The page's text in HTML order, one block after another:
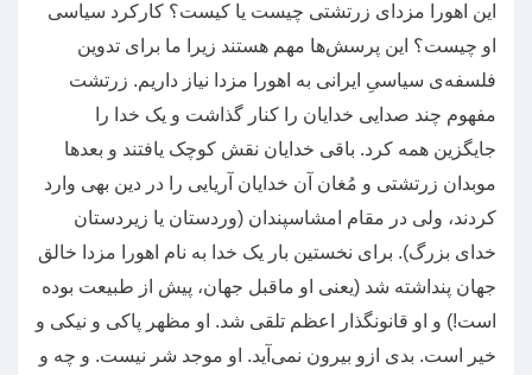
این اهورا مزدای زرتشتی چیست یا کیست؟ کارکرد سیاسی
او چیست؟ این پرسش‌ها مهم هستند زیرا ما برای تدوین
فلسفه‌ی سیاسیِ ایرانی به اهورا مزدا نیاز داریم. زرتشت
مفهوم چند صدایی خدایان را کنار گذاشت و یک خدا را
جایگزین همه کرد. باقی خدایان نقش کوچک یافتند و بعدها
موبدان زرتشتی و مُغان آن خدایان آریایی را در دین بهی وارد
کردند، ولی در مقام امشاسپندان (وردستان یا زیردستان
خدای بزرگ). برای نخستین بار یک خدا به نام اهورا مزدا خالق
جهان پنداشته شد (یعنی او ماقبل جهان، پیش از طبیعت بوده
است!) و او قانونگذار اعظم تلقی شد. او مظهر پاکی و نیکی و
خیر است. بدی ازو بیرون نمی‌آید. او موجد شر نیست. و چه و